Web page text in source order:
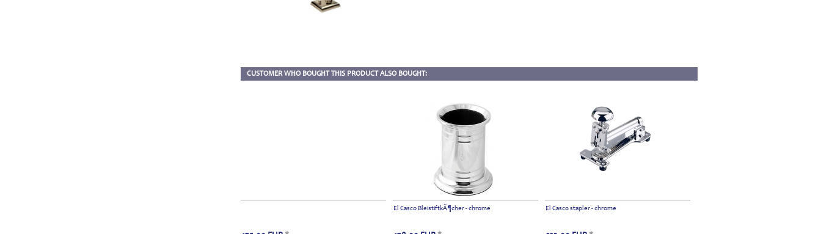
CUSTOMER WHO BOUGHT THIS PRODUCT ALSO BOUGHT:
El Casco BleistiftkÃ¶cher - chrome El Casco stapler - chrome